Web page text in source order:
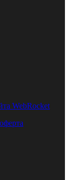
WebRocket